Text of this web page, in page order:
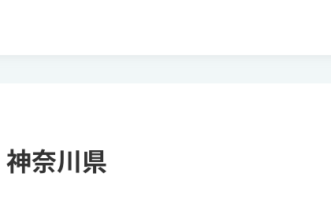
神奈川県